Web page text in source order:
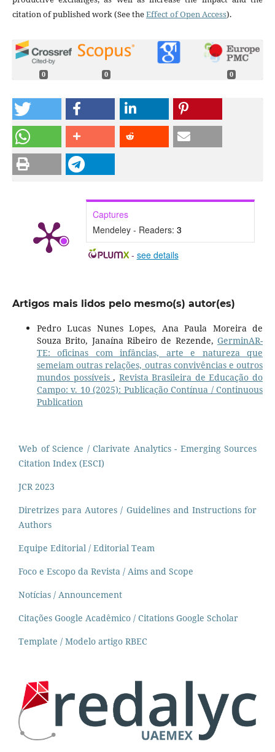
citation of published work (See theEffect of Open Access).
0 0 0
Captures
Mendeley - Readers: 3
- see details
Artigos mais lidos pelo mesmo(s) autor(es)
Pedro Lucas Nunes Lopes, Ana Paula Moreira de
Souza Brito, Janaína Ribeiro de Rezende,GerminAR-
TE: oficinas com infâncias, arte e natureza que
semeiam outras relações, outras convivências e outros
mundos possíveis, Revista Brasileira de Educação do
Campo: v. 10 (2025): Publicação Contínua / Continuous
Publication
Web of Science / Clarivate Analytics - Emerging Sources
Citation Index (ESCI)
JCR 2023
Diretrizes para Autores / Guidelines and Instructions for
Authors
Equipe Editorial / Editorial Team
Foco e Escopo da Revista / Aims and Scope
Notícias / Announcement
Citações Google Acadêmico / Citations Google Scholar
Template / Modelo artigo RBEC